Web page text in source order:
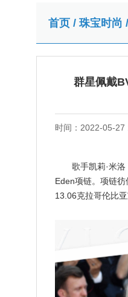
首页 / 珠宝时尚 /
群星佩戴
时间：2022-05-27
歌手凯莉·米
Eden项链。项链
13.06克拉哥伦比